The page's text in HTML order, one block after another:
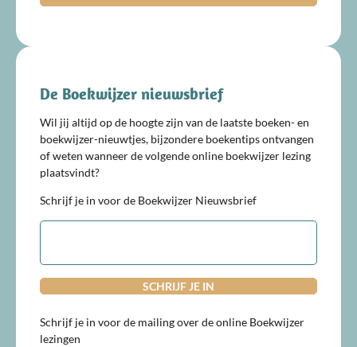
De Boekwijzer nieuwsbrief
Wil jij altijd op de hoogte zijn van de laatste boeken- en
boekwijzer-nieuwtjes, bijzondere boekentips ontvangen
of weten wanneer de volgende online boekwijzer lezing
plaatsvindt?
Schrijf je in voor de Boekwijzer Nieuwsbrief
E-
Schrijf je in voor de mailing over de online Boekwijzer
lezingen